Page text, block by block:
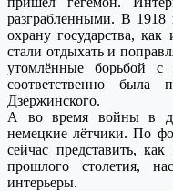
разграбленными. В 1918
охрану государства,
стали отдыхать и
утомлённые борьбой с
соответственно была
Дзержинского.
А во время войны в
немецкие лётчики. По
сейчас представить,
прошлого столетия,
интерьеры.